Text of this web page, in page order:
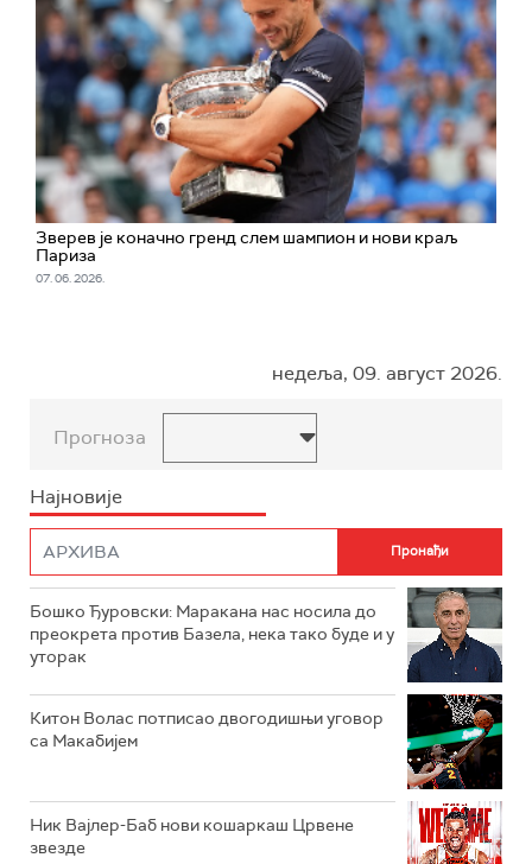
Зверев је коначно гренд слем шампион и нови краљ
Париза
07. 06. 2026.
недеља, 09. август 2026.
Прогноза
Најновије
Бошко Ђуровски: Маракана нас носила до
преокрета против Базела, нека тако буде и у
уторак
Китон Волас потписао двогодишњи уговор
са Макабијем
Ник Вајлер-Баб нови кошаркаш Црвене
звезде